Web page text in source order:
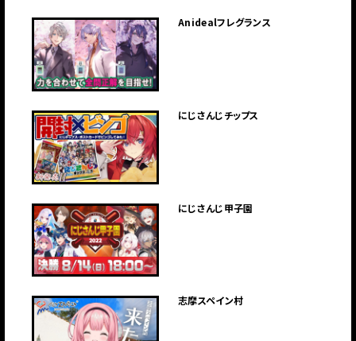
Anidealフレグランス
にじさんじチップス
にじさんじ甲子園
志摩スペイン村